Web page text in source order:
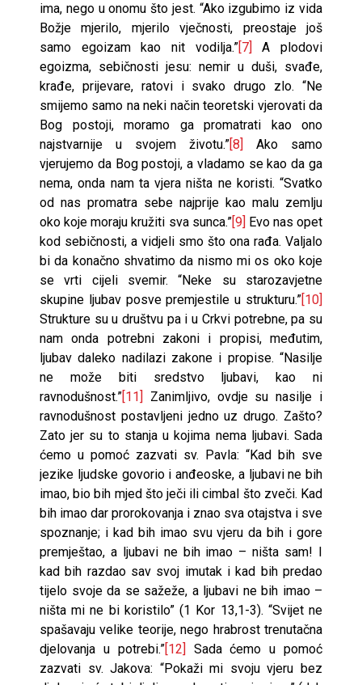
ima, nego u onomu što jest. “Ako izgubimo iz vida
Božje mjerilo, mjerilo vječnosti, preostaje još
samo egoizam kao nit vodilja.”[7] A plodovi
egoizma, sebičnosti jesu: nemir u duši, svađe,
krađe, prijevare, ratovi i svako drugo zlo. “Ne
smijemo samo na neki način teoretski vjerovati da
Bog postoji, moramo ga promatrati kao ono
najstvarnije u svojem životu.”[8]
Ako samo
vjerujemo da Bog postoji, a vladamo se kao da ga
nema, onda nam ta vjera ništa ne koristi. “Svatko
od nas promatra sebe najprije kao malu zemlju
oko koje moraju kružiti sva sunca.”[9] Evo nas opet
kod sebičnosti, a vidjeli smo što ona rađa. Valjalo
bi da konačno shvatimo da nismo mi os oko koje
se vrti cijeli svemir. “Neke su starozavjetne
skupine ljubav posve premjestile u strukturu.”[10]
Strukture su u društvu pa i u Crkvi potrebne, pa su
nam onda potrebni zakoni i propisi, međutim,
ljubav daleko nadilazi zakone i propise. “Nasilje
ne može biti sredstvo ljubavi, kao ni
ravnodušnost.”[11]
Zanimljivo, ovdje su nasilje i
ravnodušnost postavljeni jedno uz drugo. Zašto?
Zato jer su to stanja u kojima nema ljubavi. Sada
ćemo u pomoć zazvati sv. Pavla: “Kad bih sve
jezike ljudske govorio i anđeoske, a ljubavi ne bih
imao, bio bih mjed što ječi ili cimbal što zveči. Kad
bih imao dar prorokovanja i znao sva otajstva i sve
spoznanje; i kad bih imao svu vjeru da bih i gore
premještao, a ljubavi ne bih imao – ništa sam! I
kad bih razdao sav svoj imutak i kad bih predao
tijelo svoje da se sažeže, a ljubavi ne bih imao –
ništa mi ne bi koristilo” (1 Kor 13,1-3). “Svijet ne
spašavaju velike teorije, nego hrabrost trenutačna
djelovanja u potrebi.”[12] Sada ćemo u pomoć
zazvati sv. Jakova: “Pokaži mi svoju vjeru bez